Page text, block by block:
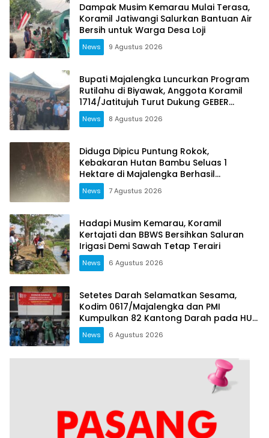
Dampak Musim Kemarau Mulai Terasa,
Koramil Jatiwangi Salurkan Bantuan Air
Bersih untuk Warga Desa Loji
News 9 Agustus 2026
Bupati Majalengka Luncurkan Program
Rutilahu di Biyawak, Anggota Koramil
1714/Jatitujuh Turut Dukung GEBER
Bersama Warga
News 8 Agustus 2026
Diduga Dipicu Puntung Rokok,
Kebakaran Hutan Bambu Seluas 1
Hektare di Majalengka Berhasil
Dipadamkan
News 7 Agustus 2026
Hadapi Musim Kemarau, Koramil
Kertajati dan BBWS Bersihkan Saluran
Irigasi Demi Sawah Tetap Terairi
News 6 Agustus 2026
Setetes Darah Selamatkan Sesama,
Kodim 0617/Majalengka dan PMI
Kumpulkan 82 Kantong Darah pada HUT
RI ke-81
News 6 Agustus 2026